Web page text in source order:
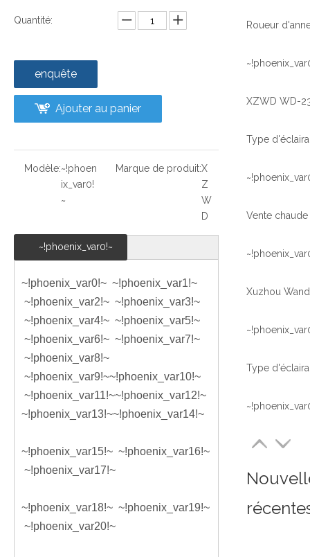
Quantité:
enquête
Ajouter au panier
Modèle:~!phoen
ix_var0!
~
Marque de produit:X
Z
W
D
~!phoenix_var0!~
~!phoenix_var0!~ ~!phoenix_var1!~
~!phoenix_var2!~ ~!phoenix_var3!~
~!phoenix_var4!~ ~!phoenix_var5!~
~!phoenix_var6!~ ~!phoenix_var7!~
~!phoenix_var8!~
~!phoenix_var9!~~!phoenix_var10!~
~!phoenix_var11!~~!phoenix_var12!~
~!phoenix_var13!~~!phoenix_var14!~
~!phoenix_var15!~ ~!phoenix_var16!~
~!phoenix_var17!~
~!phoenix_var18!~ ~!phoenix_var19!~
~!phoenix_var20!~